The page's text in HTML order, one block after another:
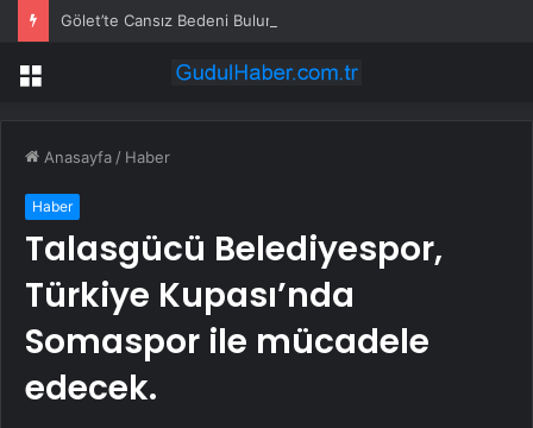
Gölet’te Cansız Bedeni Bulunan Kadın
Menü
Anasayfa / Haber
Haber
Talasgücü Belediyespor,
Türkiye Kupası’nda
Somaspor ile mücadele
edecek.